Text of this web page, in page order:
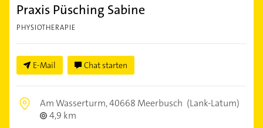
Praxis Püsching Sabine
PHYSIOTHERAPIE
E-Mail Chat starten
Am Wasserturm,40668 Meerbusch (Lank-Latum)
4,9 km